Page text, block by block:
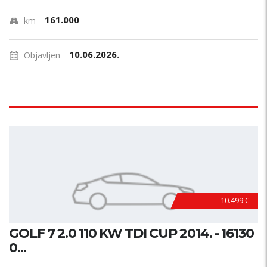
km 161.000
Objavljen 10.06.2026.
10.499 €
GOLF 7 2.0 110 KW TDI CUP 2014. - 16130
0...